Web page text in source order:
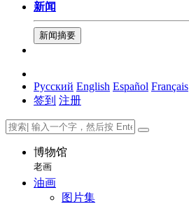
新闻
新闻摘要
Русский English Español Français
签到 注册
博物馆
老画
油画
图片集